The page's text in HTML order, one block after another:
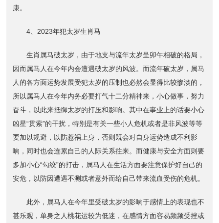
康。
4、2023年犯太岁生肖马
生肖属马破太岁，由于地支与流年太岁呈卯午相破的格局，
因而属马人在今年内会遭遇破太岁的风波。而流年破太岁，属马
人的各方面运势发展受犯太岁的压制也必然会显得比较惨淡的，
所以属马人在今年内务必要打气十二分精神来，小心做事，努力
奋斗，以此来抵御太岁的打压和影响。其中在事业上的话要小心
凶星“贯索”的干扰，特别是有关一些小人危机或者是非风波等等
要加以规避，以防惹祸上身，否则既会对自身运势造成不利影
响，同时也会连累自己的人际关系往来。而健康与安全方面则要
多加小心“勾绞”的打击，属马人在生活方面要注意保护好自己的
安危，以防因遭遇不测或者意外而给自己带来流血受伤的危机。
此外，属马人在今年里受破太岁的影响于感情上的表现也不
甚乐观，单身之人桃花运较为低迷，在感情方面容易频频受挫或